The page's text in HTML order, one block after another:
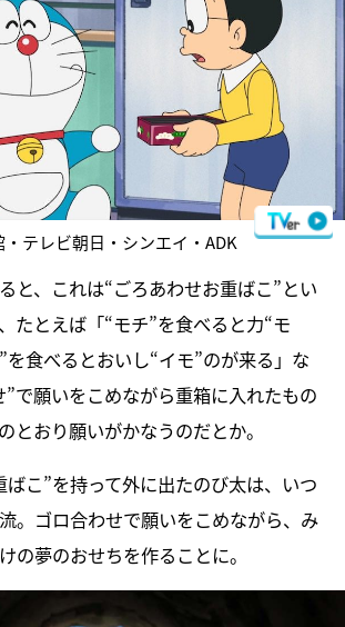
テレビ朝日・シンエイ・ADK
と、これは“ごろあわせお重ばこ”とい
たとえば「“モチ”を食べると力“モ
を食べるとおいし“イモ”のが来る」な
”で願いをこめながら重箱に入れたもの
とおり願いがかなうのだとか。
ばこ”を持って外に出たのび太は、いつ
。ゴロ合わせで願いをこめながら、み
の夢のおせちを作ることに。